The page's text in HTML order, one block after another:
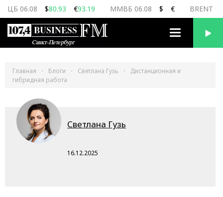
ЦБ 06.08 $80.93 €93.19 ММВБ 06.08 $ € BRENT
Переключить
Главная Блоги Светлана Гузь
Дистанционная и
гибридная работа
Светлана Гузь
16.12.2025